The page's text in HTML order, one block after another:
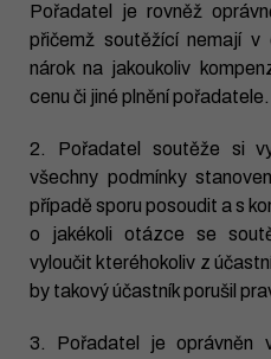
Pořadatel je rovněž
přičemž soutěžící nemají v
nárok na jakoukoliv
cenu či jiné plnění pořadatele.
2. Pořadatel soutěže si
všechny podmínky
případě sporu posoudit a s
o jakékoli otázce se
vyloučit kteréhokoliv z
by takový účastník porušil
3. Pořadatel je oprávněn